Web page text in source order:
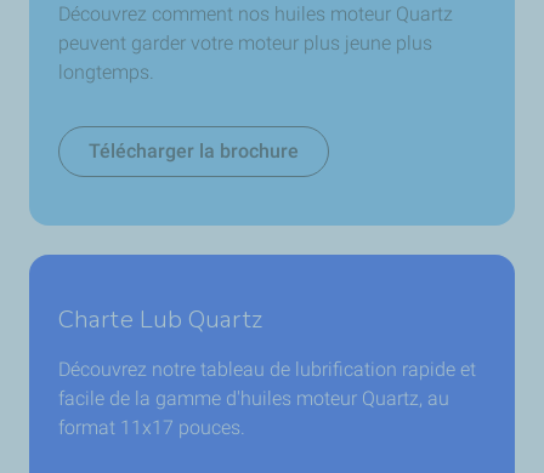
Découvrez comment nos huiles moteur Quartz
peuvent garder votre moteur plus jeune plus
longtemps.
Télécharger la brochure
Charte Lub Quartz
Découvrez notre tableau de lubrification rapide et
facile de la gamme d'huiles moteur Quartz, au
format 11x17 pouces.